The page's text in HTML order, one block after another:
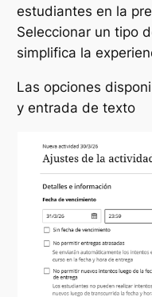
estudiantes en la
Seleccionar un tipo
simplifica la
Las opciones
y entrada de texto